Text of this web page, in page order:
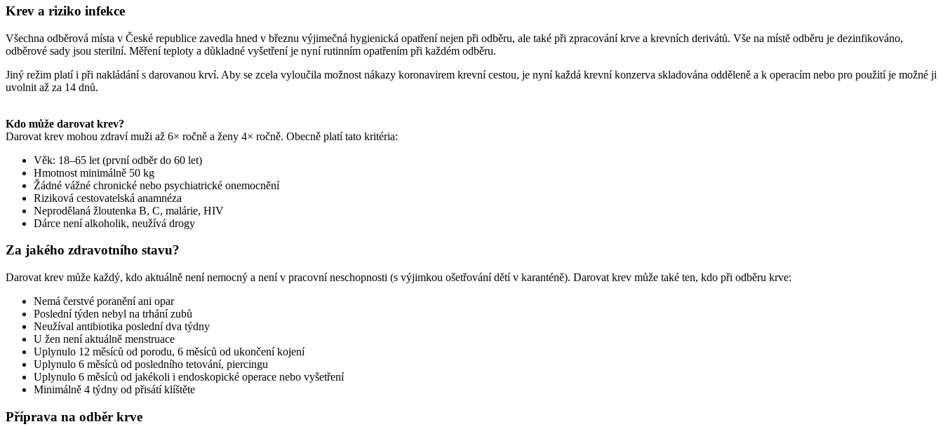
Krev a riziko infekce
Všechna odběrová místa v České republice zavedla hned v březnu výjimečná hygienická opatření nejen při odběru, ale také při zpracování krve a krevních derivátů. Vše na místě odběru je dezinfikováno,
odběrové sady jsou sterilní. Měření teploty a důkladné vyšetření je nyní rutinním opatřením při každém odběru.
Jiný režim platí i při nakládání s darovanou krví. Aby se zcela vyloučila možnost nákazy koronavirem krevní cestou, je nyní každá krevní konzerva skladována odděleně a k operacím nebo pro použití je možné ji
uvolnit až za 14 dnů.
Kdo může darovat krev?
Darovat krev mohou zdraví muži až 6× ročně a ženy 4× ročně. Obecně platí tato kritéria:
Věk: 18–65 let (první odběr do 60 let)
Hmotnost minimálně 50 kg
Žádné vážné chronické nebo psychiatrické onemocnění
Riziková cestovatelská anamnéza
Neprodělaná žloutenka B, C, malárie, HIV
Dárce není alkoholik, neužívá drogy
Za jakého zdravotního stavu?
Darovat krev může každý, kdo aktuálně není nemocný a není v pracovní neschopnosti (s výjimkou ošetřování dětí v karanténě). Darovat krev může také ten, kdo při odběru krve:
Nemá čerstvé poranění ani opar
Poslední týden nebyl na trhání zubů
Neužíval antibiotika poslední dva týdny
U žen není aktuálně menstruace
Uplynulo 12 měsíců od porodu, 6 měsíců od ukončení kojení
Uplynulo 6 měsíců od posledního tetování, piercingu
Uplynulo 6 měsíců od jakékoli i endoskopické operace nebo vyšetření
Minimálně 4 týdny od přisátí klíštěte
Příprava na odběr krve